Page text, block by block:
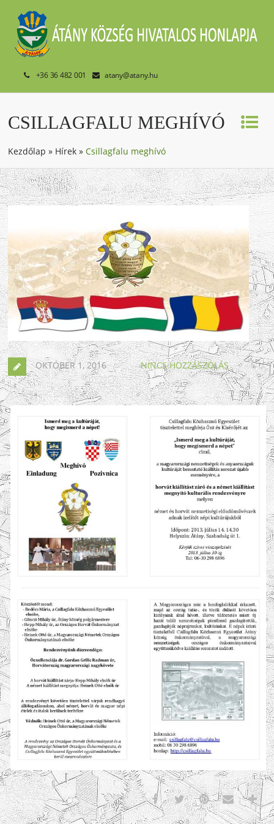
+36 36 482 001 atany@atany.hu
CSILLAGFALU MEGHÍVÓ
Kezdőlap » Hírek »Csillagfalu meghívó
OKTÓBER 1, 2016 NINCS HOZZÁSZÓLÁS